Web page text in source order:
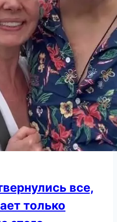
все,
только